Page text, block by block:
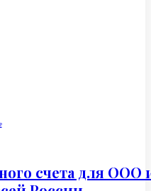
счета для ООО